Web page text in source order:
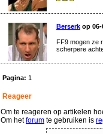
Berserk op 06-
FF9 mogen ze
scherpere
Pagina: 1
Reageer
Om te reageren op artikelen
Om hetforum te gebruiken is